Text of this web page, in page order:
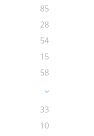
85
28
54
15
58
33
10